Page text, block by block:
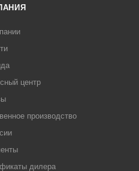
центр
производство
дилера